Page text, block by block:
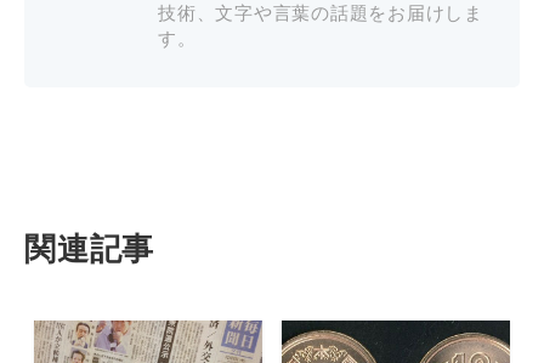
技術、文字や言葉の話題をお届けしま
す。
関連記事